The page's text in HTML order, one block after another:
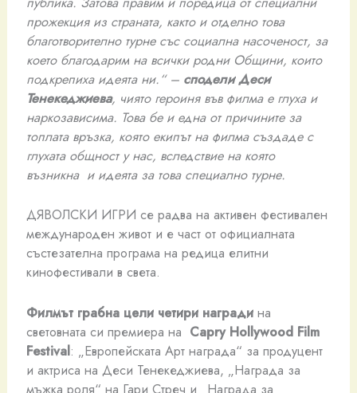
прожекция из страната, както и отделно това
благотворително турне със социална насоченост, за
което благодарим на всички родни Общини, които
подкрепиха идеята ни.“ – сподели Деси
Тенекеджиева, чиято героиня във филма е глуха и
наркозависима. Това бе и една от причините за
топлата връзка, която екипът на филма създаде с
глухата общност у нас, вследствие на която
възникна и идеята за това специално турне.
ДЯВОЛСКИ ИГРИ се радва на активен фестивален
международен живот и е част от официалната
състезателна програма на редица елитни
кинофестивали в света.
Филмът грабна цели четири награди на
световната си премиера на Capry Hollywood Film
Festival: „Европейската Арт награда“ за продуцент
и актриса на Деси Тенекеджиева, „Награда за
мъжка роля“ на Гари Стреч и „Награда за